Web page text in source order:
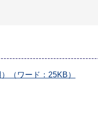
（ワード：25KB）